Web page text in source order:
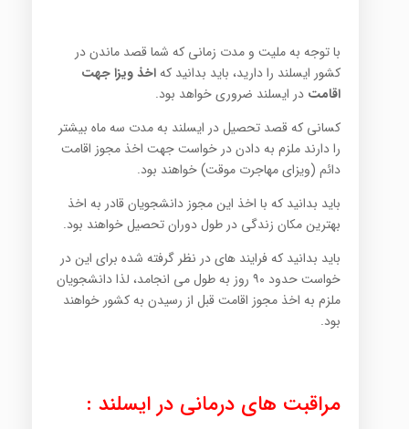
با توجه به ملیت و مدت زمانی که شما قصد ماندن در
کشور ایسلند را دارید، باید بدانید کهاخذ ویزا جهت
اقامت در ایسلند ضروری خواهد بود.
کسانی که قصد تحصیل در ایسلند به مدت سه ماه بیشتر
را دارند ملزم به دادن در خواست جهت اخذ مجوز اقامت
دائم (ویزای مهاجرت موقت) خواهند بود.
باید بدانید که با اخذ این مجوز دانشجویان قادر به اخذ
بهترین مکان زندگی در طول دوران تحصیل خواهند بود.
باید بدانید که فرایند های در نظر گرفته شده برای این در
خواست حدود ۹۰ روز به طول می انجامد، لذا دانشجویان
ملزم به اخذ مجوز اقامت قبل از رسیدن به کشور خواهند
بود.
مراقبت های درمانی در ایسلند :